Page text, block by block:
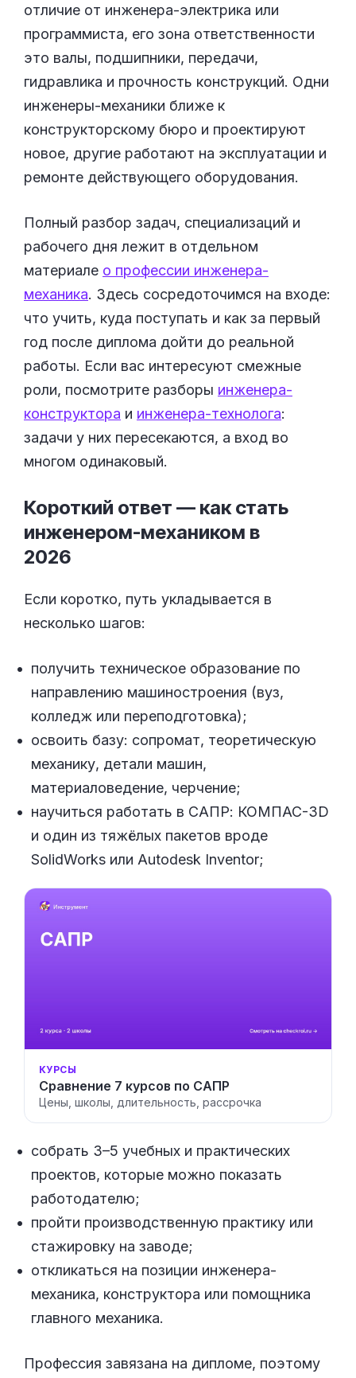
отличие от инженера-электрика или
программиста, его зона ответственности
это валы, подшипники, передачи,
гидравлика и прочность конструкций. Одни
инженеры-механики ближе к
конструкторскому бюро и проектируют
новое, другие работают на эксплуатации и
ремонте действующего оборудования.
Полный разбор задач, специализаций и
рабочего дня лежит в отдельном
материале о профессии инженера-
механика. Здесь сосредоточимся на входе:
что учить, куда поступать и как за первый
год после диплома дойти до реальной
работы. Если вас интересуют смежные
роли, посмотрите разборы инженера-
конструктора и инженера-технолога:
задачи у них пересекаются, а вход во
многом одинаковый.
Короткий ответ — как стать
инженером-механиком в
2026
Если коротко, путь укладывается в
несколько шагов:
получить техническое образование по
направлению машиностроения (вуз,
колледж или переподготовка);
освоить базу: сопромат, теоретическую
механику, детали машин,
материаловедение, черчение;
научиться работать в САПР: КОМПАС-3D
и один из тяжёлых пакетов вроде
SolidWorks или Autodesk Inventor;
КУРСЫ
Сравнение 7 курсов по САПР
Цены, школы, длительность, рассрочка
собрать 3–5 учебных и практических
проектов, которые можно показать
работодателю;
пройти производственную практику или
стажировку на заводе;
откликаться на позиции инженера-
механика, конструктора или помощника
главного механика.
Профессия завязана на дипломе, поэтому